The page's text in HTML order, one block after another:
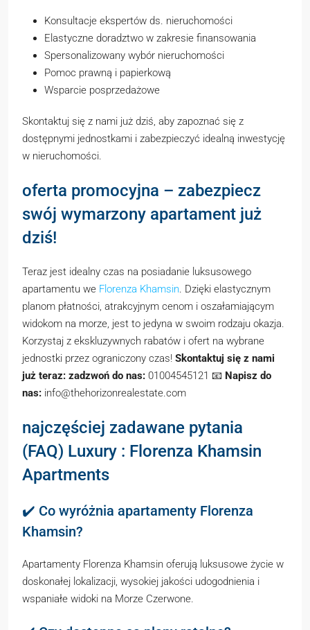
Konsultacje ekspertów ds. nieruchomości
Elastyczne doradztwo w zakresie finansowania
Spersonalizowany wybór nieruchomości
Pomoc prawną i papierkową
Wsparcie posprzedażowe
Skontaktuj się z nami już dziś, aby zapoznać się z
dostępnymi jednostkami i zabezpieczyć idealną inwestycję
w nieruchomości.
oferta promocyjna – zabezpiecz
swój wymarzony apartament już
dziś!
Teraz jest idealny czas na posiadanie luksusowego
apartamentu we Florenza Khamsin . Dzięki elastycznym
planom płatności, atrakcyjnym cenom i oszałamiającym
widokom na morze, jest to jedyna w swoim rodzaju okazja.
Korzystaj z ekskluzywnych rabatów i ofert na wybrane
jednostki przez ograniczony czas! Skontaktuj się z nami
już teraz: zadzwoń do nas: 01004545121 📧 Napisz do
nas: info@thehorizonrealestate.com
najczęściej zadawane pytania
(FAQ) Luxury : Florenza Khamsin
Apartments
✔️ Co wyróżnia apartamenty Florenza
Khamsin?
Apartamenty Florenza Khamsin oferują luksusowe życie w
doskonałej lokalizacji, wysokiej jakości udogodnienia i
wspaniałe widoki na Morze Czerwone.